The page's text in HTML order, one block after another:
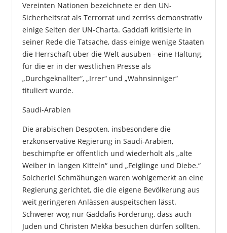
Vereinten Nationen bezeichnete er den UN-
Sicherheitsrat als Terrorrat und zerriss demonstrativ
einige Seiten der UN-Charta. Gaddafi kritisierte in
seiner Rede die Tatsache, dass einige wenige Staaten
die Herrschaft über die Welt ausüben - eine Haltung,
für die er in der westlichen Presse als
„Durchgeknallter“, „Irrer“ und „Wahnsinniger“
tituliert wurde.
Saudi-Arabien
Die arabischen Despoten, insbesondere die
erzkonservative Regierung in Saudi-Arabien,
beschimpfte er öffentlich und wiederholt als „alte
Weiber in langen Kitteln“ und „Feiglinge und Diebe.“
Solcherlei Schmähungen waren wohlgemerkt an eine
Regierung gerichtet, die die eigene Bevölkerung aus
weit geringeren Anlässen auspeitschen lässt.
Schwerer wog nur Gaddafis Forderung, dass auch
Juden und Christen Mekka besuchen dürfen sollten.